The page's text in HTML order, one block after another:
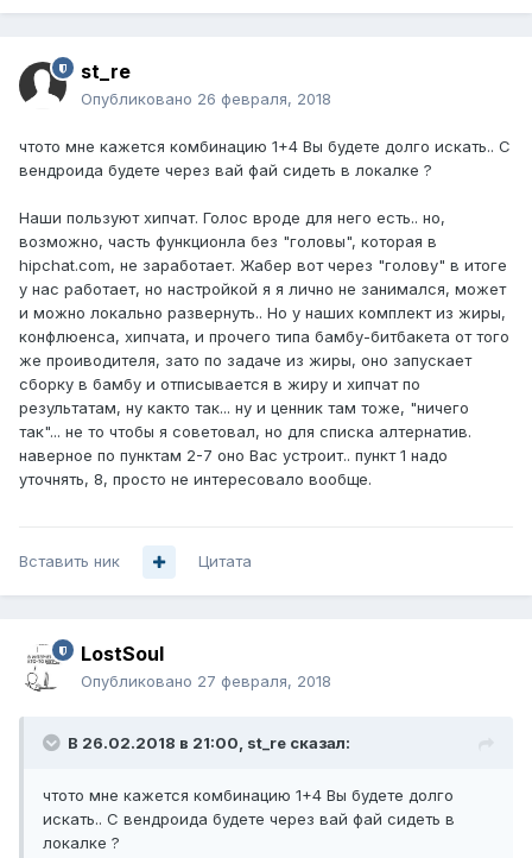
st_re
Опубликовано 26 февраля, 2018
чтото мне кажется комбинацию 1+4 Вы будете долго искать.. С
вендроида будете через вай фай сидеть в локалке ?
Наши пользуют хипчат. Голос вроде для него есть.. но,
возможно, часть функционла без "головы", которая в
hipchat.com, не заработает. Жабер вот через "голову" в итоге
у нас работает, но настройкой я я лично не занимался, может
и можно локально развернуть.. Но у наших комплект из жиры,
конфлюенса, хипчата, и прочего типа бамбу-битбакета от того
же проиводителя, зато по задаче из жиры, оно запускает
сборку в бамбу и отписывается в жиру и хипчат по
результатам, ну както так... ну и ценник там тоже, "ничего
так"... не то чтобы я советовал, но для списка алтернатив.
наверное по пунктам 2-7 оно Вас устроит.. пункт 1 надо
уточнять, 8, просто не интересовало вообще.
Вставить ник Цитата
LostSoul
Опубликовано 27 февраля, 2018
В 26.02.2018 в 21:00, st_re сказал:
чтото мне кажется комбинацию 1+4 Вы будете долго
искать.. С вендроида будете через вай фай сидеть в
локалке ?